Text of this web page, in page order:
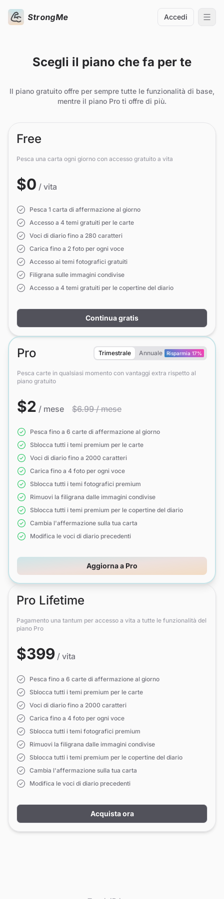
StrongMe Accedi
Scegli il piano che fa per te
Il piano gratuito offre per sempre tutte le funzionalità di base,
mentre il piano Pro ti offre di più.
Free
Pesca una carta ogni giorno con accesso gratuito a vita
$0 / vita
Pesca 1 carta di affermazione al giorno
Accesso a 4 temi gratuiti per le carte
Voci di diario fino a 280 caratteri
Carica fino a 2 foto per ogni voce
Accesso ai temi fotografici gratuiti
Filigrana sulle immagini condivise
Accesso a 4 temi gratuiti per le copertine del diario
Continua gratis
Pro Trimestrale Annuale Risparmia 17%
Pesca carte in qualsiasi momento con vantaggi extra rispetto al
piano gratuito
$2 / mese $6.99 / mese
Pesca fino a 6 carte di affermazione al giorno
Sblocca tutti i temi premium per le carte
Voci di diario fino a 2000 caratteri
Carica fino a 4 foto per ogni voce
Sblocca tutti i temi fotografici premium
Rimuovi la filigrana dalle immagini condivise
Sblocca tutti i temi premium per le copertine del diario
Cambia l'affermazione sulla tua carta
Modifica le voci di diario precedenti
Aggiorna a Pro
Pro Lifetime
Pagamento una tantum per accesso a vita a tutte le funzionalità del
piano Pro
$399 / vita
Pesca fino a 6 carte di affermazione al giorno
Sblocca tutti i temi premium per le carte
Voci di diario fino a 2000 caratteri
Carica fino a 4 foto per ogni voce
Sblocca tutti i temi fotografici premium
Rimuovi la filigrana dalle immagini condivise
Sblocca tutti i temi premium per le copertine del diario
Cambia l'affermazione sulla tua carta
Modifica le voci di diario precedenti
Acquista ora